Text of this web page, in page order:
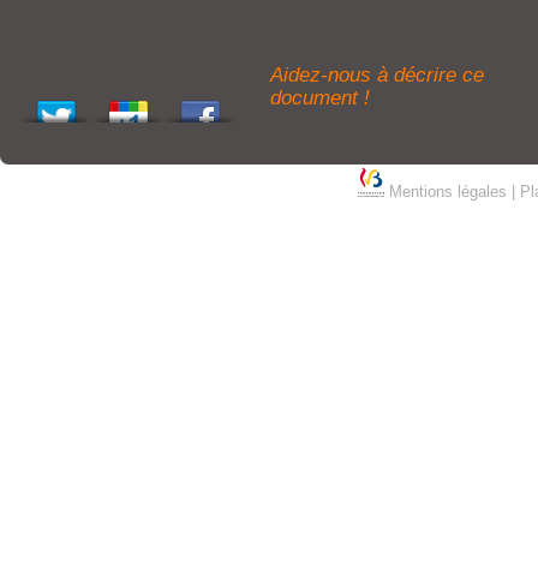
Aidez-nous à décrire ce
document !
Mentions légales